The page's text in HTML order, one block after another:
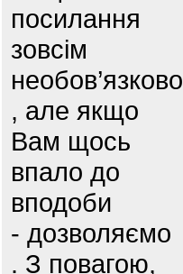
посилання
зовсім
необов’язково
, але якщо
Вам щось
впало до
вподоби
- дозволяємо
. З повагою,